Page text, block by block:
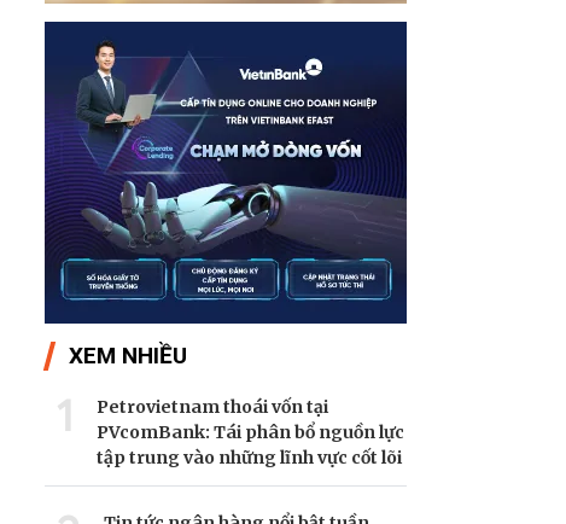
XEM NHIỀU
1
Petrovietnam thoái vốn tại
PVcomBank: Tái phân bổ nguồn lực
tập trung vào những lĩnh vực cốt lõi